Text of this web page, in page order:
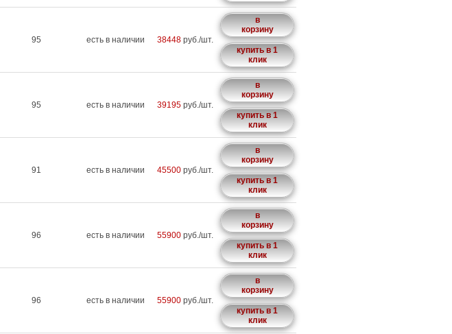
95 есть в наличии 38448 руб./шт.
в
корзину
купить в 1
клик
95 есть в наличии 39195 руб./шт.
в
корзину
купить в 1
клик
91 есть в наличии 45500 руб./шт.
в
корзину
купить в 1
клик
96 есть в наличии 55900 руб./шт.
в
корзину
купить в 1
клик
96 есть в наличии 55900 руб./шт.
в
корзину
купить в 1
клик